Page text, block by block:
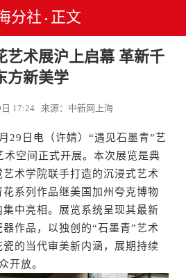
分社 • 正文
艺术展沪上启幕 革新千
方新美学
日 17:24 来源：中新网上海
日电（许婧）“遇见石墨青”艺
术空间正式开展。本次展览是典
术学院联手打造的沉浸式艺术
系列作品继美国加州夸克博物
中亮相。展览系统呈现其最新
作品，以独创的“石墨青”艺术
的当代审美新内涵，展期持续
开放。